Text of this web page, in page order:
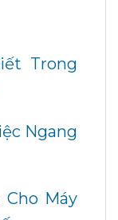
Trong
Ngang
Cho Máy